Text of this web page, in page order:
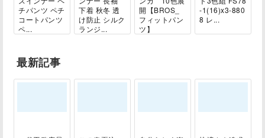
チパンツ ペチ
コートパンツ
ペ...
下着 秋冬 透
け防止 シルク
ランジ...
開【BROS_
フィットパン
ツ】
-1(16)x3-880
8 レ...
最新記事